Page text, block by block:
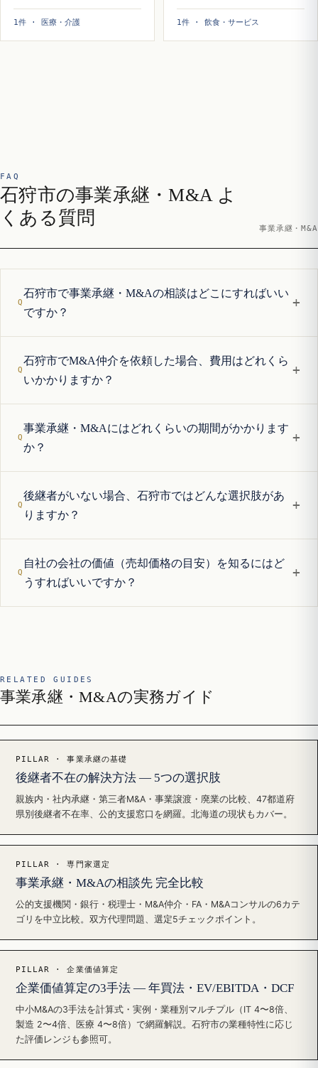
1件 · 医療・介護 1件 · 飲食・サービス
FAQ
石狩市の事業承継・M&A よ
くある質問
事業承継・M&A
石狩市で事業承継・M&Aの相談はどこにすればいい
ですか？
+
石狩市でM&A仲介を依頼した場合、費用はどれくら
いかかりますか？
+
事業承継・M&Aにはどれくらいの期間がかかります
か？
+
後継者がいない場合、石狩市ではどんな選択肢があ
りますか？
+
自社の会社の価値（売却価格の目安）を知るにはど
うすればいいですか？
+
RELATED GUIDES
事業承継・M&Aの実務ガイド
PILLAR · 事業承継の基礎
後継者不在の解決方法 — 5つの選択肢
親族内・社内承継・第三者M&A・事業譲渡・廃業の比較、47都道府
県別後継者不在率、公的支援窓口を網羅。北海道の現状もカバー。
PILLAR · 専門家選定
事業承継・M&Aの相談先 完全比較
公的支援機関・銀行・税理士・M&A仲介・FA・M&Aコンサルの6カテ
ゴリを中立比較。双方代理問題、選定5チェックポイント。
PILLAR · 企業価値算定
企業価値算定の3手法 — 年買法・EV/EBITDA・DCF
中小M&Aの3手法を計算式・実例・業種別マルチプル（IT 4〜8倍、
製造 2〜4倍、医療 4〜8倍）で網羅解説。石狩市の業種特性に応じ
た評価レンジも参照可。